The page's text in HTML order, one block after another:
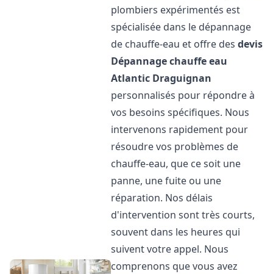
plombiers expérimentés est
spécialisée dans le dépannage
de chauffe-eau et offre desdevis
Dépannage chauffe eau
Atlantic Draguignan
personnalisés pour répondre à
vos besoins spécifiques. Nous
intervenons rapidement pour
résoudre vos problèmes de
chauffe-eau, que ce soit une
panne, une fuite ou une
réparation. Nos délais
d'intervention sont très courts,
souvent dans les heures qui
suivent votre appel. Nous
comprenons que vous avez